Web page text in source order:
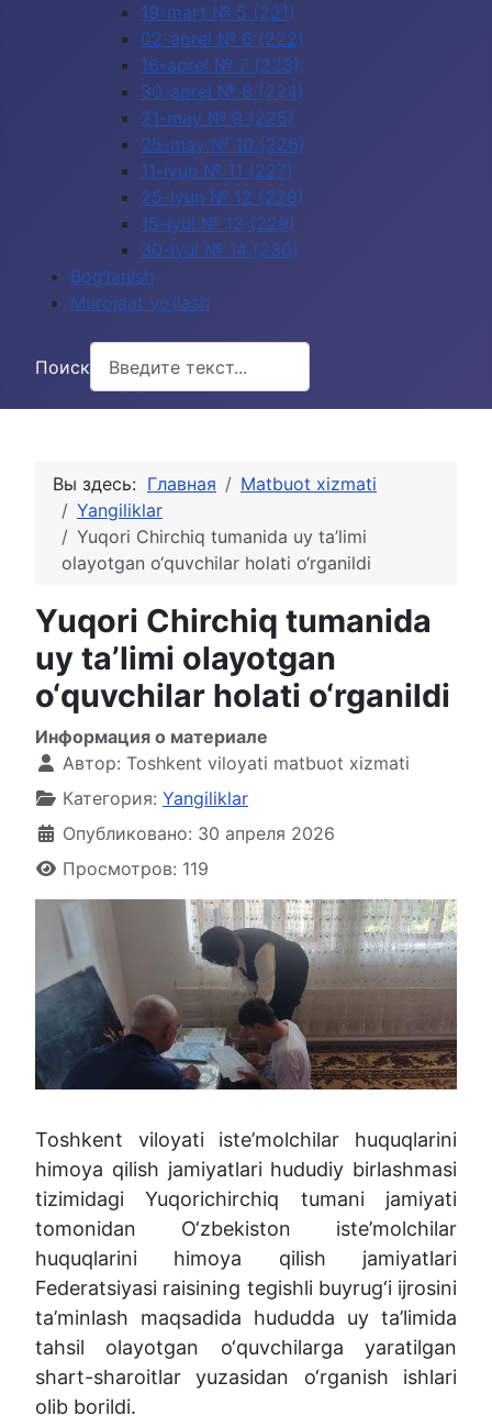
19-mart № 5 (221)
02-aprel № 6 (222)
16-aprel № 7 (223)
30-aprel № 8 (224)
21-may № 9 (225)
25-may № 10 (226)
11-iyun № 11 (227)
25-iyun № 12 (228)
15-iyul № 13 (229)
30-iyul № 14 (230)
Bog‘lanish
Murojaat yo‘llash
Поиск
Вы здесь: Главная
Matbuot xizmati
Yangiliklar
Yuqori Chirchiq tumanida uy ta’limi
olayotgan o‘quvchilar holati o‘rganildi
Yuqori Chirchiq tumanida
uy ta’limi olayotgan
o‘quvchilar holati o‘rganildi
Информация о материале
Автор: Toshkent viloyati matbuot xizmati
Категория: Yangiliklar
Опубликовано: 30 апреля 2026
Просмотров: 119
Toshkent viloyati iste’molchilar huquqlarini
himoya qilish jamiyatlari hududiy birlashmasi
tizimidagi Yuqorichirchiq tumani jamiyati
tomonidan O‘zbekiston iste’molchilar
huquqlarini himoya qilish jamiyatlari
Federatsiyasi raisining tegishli buyrug‘i ijrosini
ta’minlash maqsadida hududda uy ta’limida
tahsil olayotgan o‘quvchilarga yaratilgan
shart-sharoitlar yuzasidan o‘rganish ishlari
olib borildi.